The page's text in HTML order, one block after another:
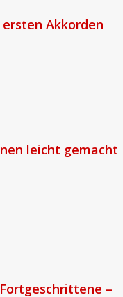
Akkorden
leicht gemacht
–